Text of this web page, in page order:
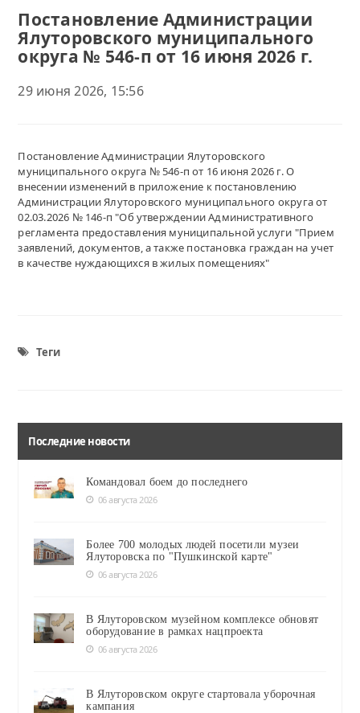
Постановление Администрации
Ялуторовского муниципального
округа № 546-п от 16 июня 2026 г.
29 июня 2026, 15:56
Постановление Администрации Ялуторовского
муниципального округа № 546-п от 16 июня 2026 г. О
внесении изменений в приложение к постановлению
Администрации Ялуторовского муниципального округа от
02.03.2026 № 146-п "Об утверждении Административного
регламента предоставления муниципальной услуги "Прием
заявлений, документов, а также постановка граждан на учет
в качестве нуждающихся в жилых помещениях"
Теги
Последние новости
Командовал боем до последнего
06 августа 2026
Более 700 молодых людей посетили музеи
Ялуторовска по "Пушкинской карте"
06 августа 2026
В Ялуторовском музейном комплексе обновят
оборудование в рамках нацпроекта
06 августа 2026
В Ялуторовском округе стартовала уборочная
кампания